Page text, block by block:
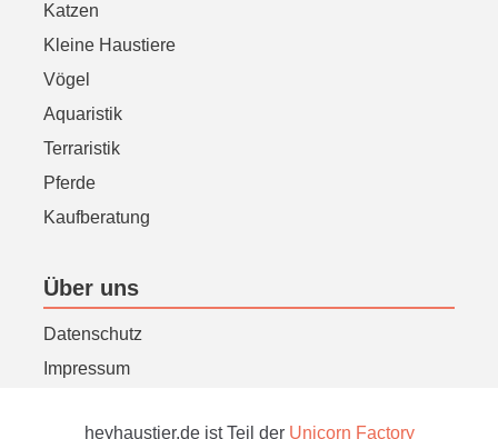
Katzen
Kleine Haustiere
Vögel
Aquaristik
Terraristik
Pferde
Kaufberatung
Über uns
Datenschutz
Impressum
heyhaustier.de ist Teil der Unicorn Factory